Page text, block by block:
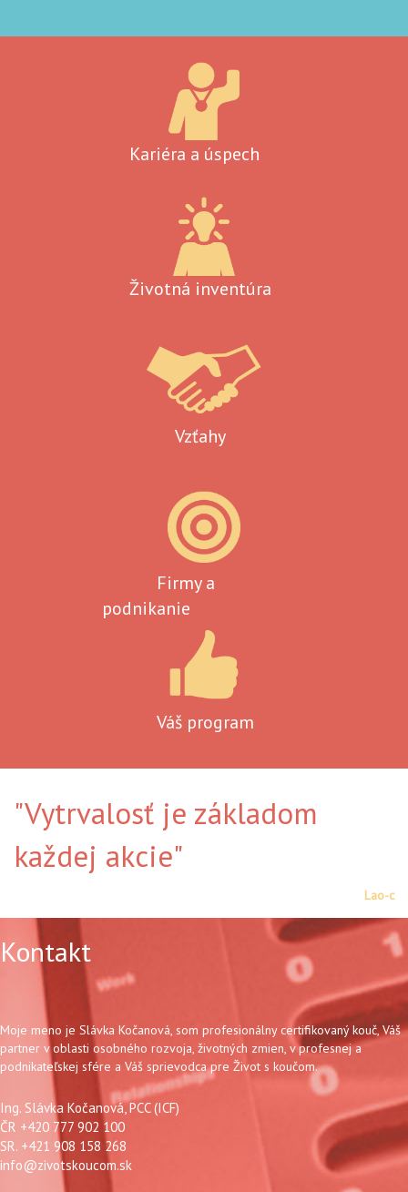
Kariéra a úspech
Životná inventúra
Vzťahy
Firmy a
podnikanie
Váš program
"Vytrvalosť je základom
každej akcie"
Lao-c
Kontakt
Moje meno je Slávka Kočanová, som profesionálny certifikovaný kouč, Váš
partner v oblasti osobného rozvoja, životných zmien, v profesnej a
podnikateľskej sfére a Váš sprievodca pre Život s koučom.
Ing. Slávka Kočanová, PCC (ICF)
ČR +420 777 902 100
SR. +421 908 158 268
info@zivotskoucom.sk